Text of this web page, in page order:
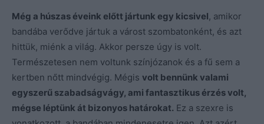
Még a húszas éveink előtt jártunk egy kicsivel, amikor
bandába verődve jártuk a várost szombatonként, és azt
hittük, miénk a világ. Akkor persze úgy is volt.
Természetesen nem voltunk színjózanok és a fű sem a
kertben nőtt mindvégig. Mégis volt bennünk valami
egyszerű szabadságvágy, ami fantasztikus érzés volt,
mégse léptünk át bizonyos határokat. Ez a szexre is